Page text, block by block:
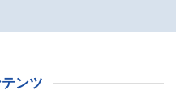
ンツ